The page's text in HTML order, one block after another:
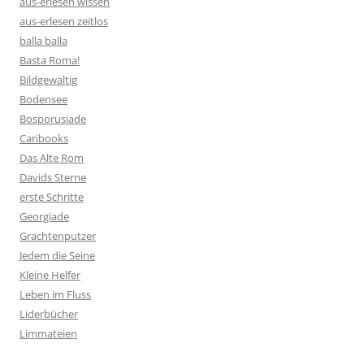
aus-erlesen zeitlos
balla balla
Basta Roma!
Bildgewaltig
Bodensee
Bosporusiade
Caribooks
Das Alte Rom
Davids Sterne
erste Schritte
Georgiade
Grachtenputzer
Jedem die Seine
Kleine Helfer
Leben im Fluss
Liderbücher
Limmateien